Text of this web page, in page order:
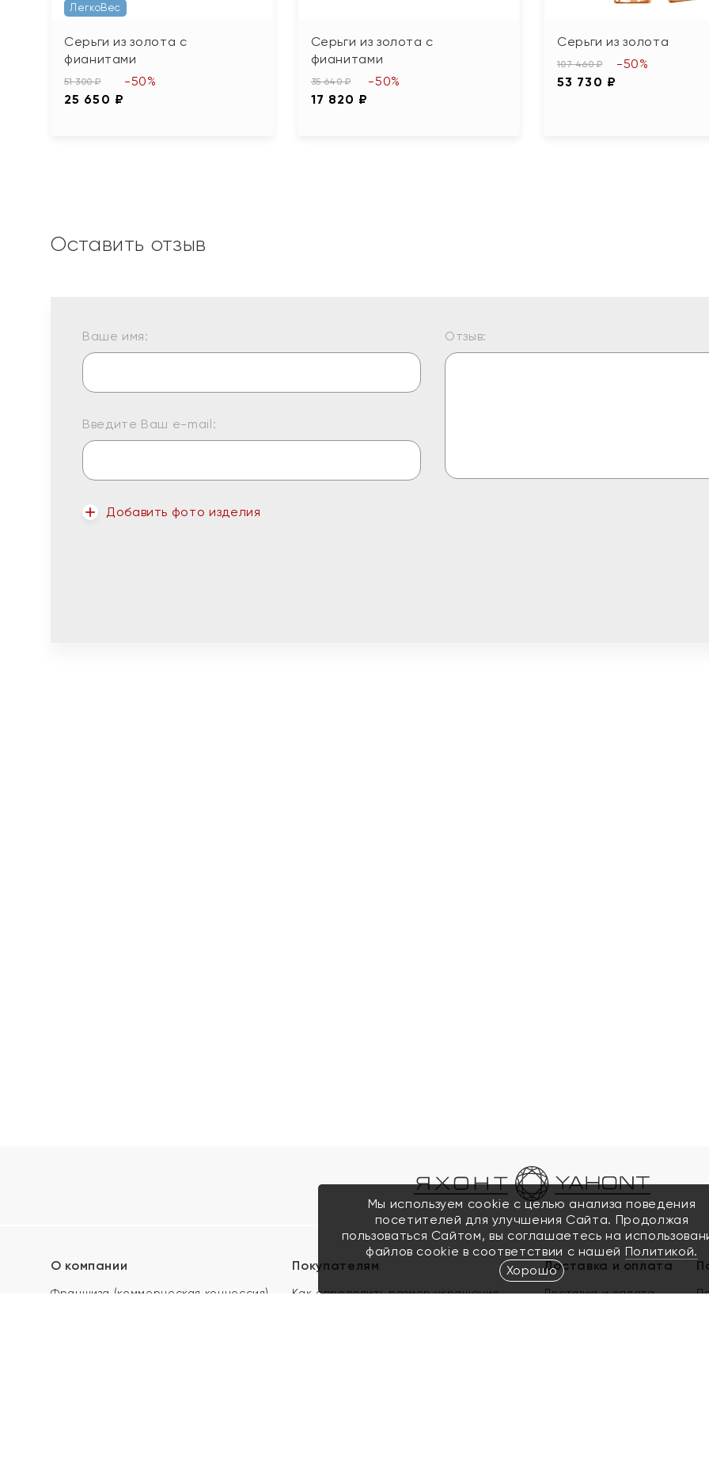
ЛегкоВес
Серьги из золота с
фианитами
51 300 ₽
25 650 ₽
-50%
Серьги из золота с
фианитами
35 640 ₽
17 820 ₽
-50%
Серьги из золота
107 460 ₽
53 730 ₽
-50%
Оставить отзыв
Ваше имя:
Введите Ваш e-mail:
Добавить фото изделия
Отзыв:
О компании
Франшиза (коммерческая концессия)
Покупателям
Как определить размер украшения
Доставка и оплата
Доставка и оплата
Мы используем cookie с целью анализа поведения
посетителей для улучшения Сайта. Продолжая
пользоваться Сайтом, вы соглашаетесь на
файлов cookie в соответствии с нашей Политикой.
Хорошо